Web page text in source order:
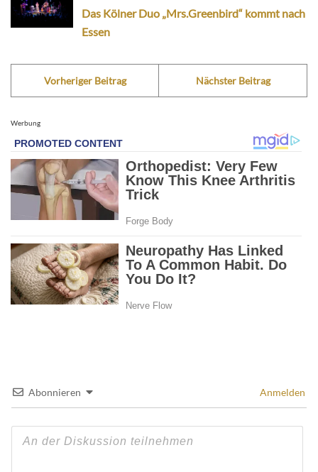
Das Kölner Duo „Mrs.Greenbird“ kommt nach
Essen
Vorheriger Beitrag Nächster Beitrag
Werbung
Abonnieren Anmelden